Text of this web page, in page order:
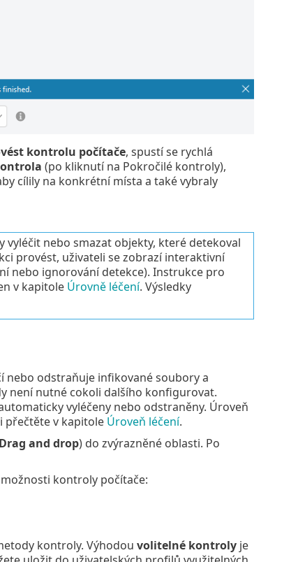
kontrolu počítače, spustí se rychlá
(po kliknutí na Pokročilé kontroly),
cílily na konkrétní místa a také vybraly
vyléčit nebo smazat objekty, které detekoval
provést, uživateli se zobrazí interaktivní
nebo ignorování detekce). Instrukce pro
v kapitole Úrovně léčení. Výsledky
nebo odstraňuje infikované soubory a
není nutné cokoli dalšího konfigurovat.
vyléčeny nebo odstraněny. Úroveň
přečtěte v kapitole Úroveň léčení.
Drag and drop) do zvýrazněné oblasti. Po
kontroly počítače:
kontroly. Výhodou volitelné kontrolyje